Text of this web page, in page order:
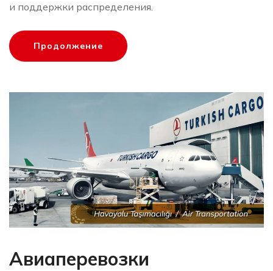
и поддержки распределения.
Продолжение
Авиаперевозки